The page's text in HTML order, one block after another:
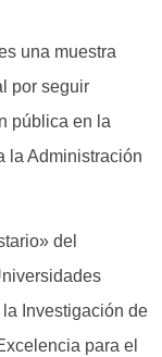
una muestra
por seguir
pública en la
la Administración
del
Investigación de
para el